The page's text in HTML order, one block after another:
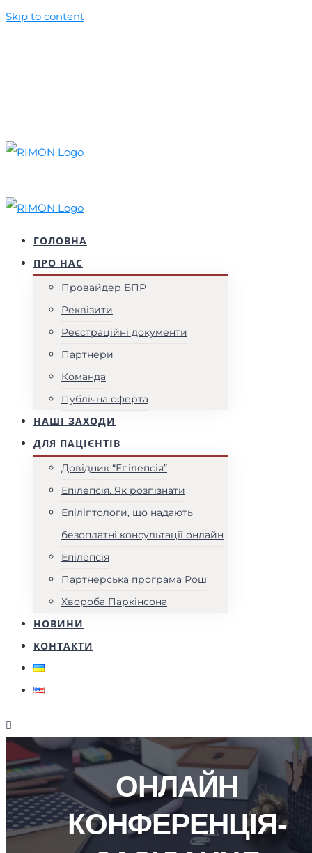
Skip to content
ГОЛОВНА
ПРО НАС
Провайдер БПР
Реквізити
Реєстраційні документи
Партнери
Команда
Публічна оферта
НАШІ ЗАХОДИ
ДЛЯ ПАЦІЄНТІВ
Довідник “Епілепсія”
Епілепсія. Як розпізнати
Епіліптологи, що надають
безоплатні консультації онлайн
Епілепсія
Партнерська програма Рош
Хвороба Паркінсона
НОВИНИ
КОНТАКТИ
ОНЛАЙН
КОНФЕРЕНЦІЯ-